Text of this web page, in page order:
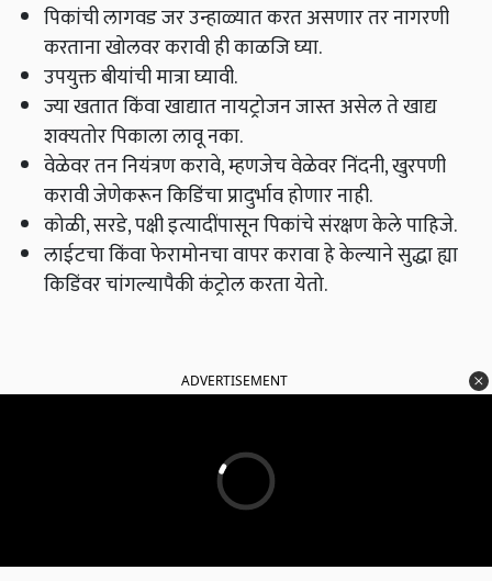
पिकांची लागवड जर उन्हाळ्यात करत असणार तर नागरणी
करताना खोलवर करावी ही काळजि घ्या.
उपयुक्त बीयांची मात्रा घ्यावी.
ज्या खतात किंवा खाद्यात नायट्रोजन जास्त असेल ते खाद्य
शक्यतोर पिकाला लावू नका.
वेळेवर तन नियंत्रण करावे, म्हणजेच वेळेवर निंदनी, खुरपणी
करावी जेणेकरून किडिंचा प्रादुर्भाव होणार नाही.
कोळी, सरडे, पक्षी इत्यादींपासून पिकांचे संरक्षण केले पाहिजे.
लाईटचा किंवा फेरामोनचा वापर करावा हे केल्याने सुद्धा ह्या
किडिंवर चांगल्यापैकी कंट्रोल करता येतो.
ADVERTISEMENT